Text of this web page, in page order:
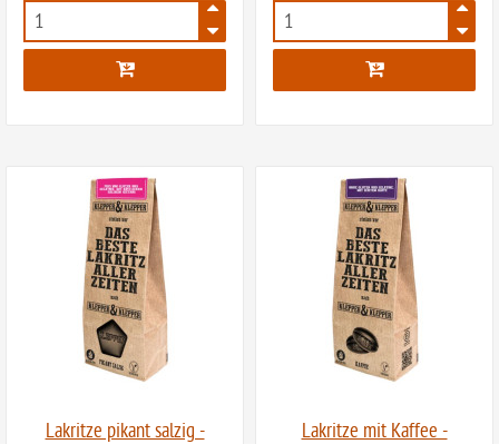
7742 7743
Lakritze pikant salzig -
Lakritze mit Kaffee -